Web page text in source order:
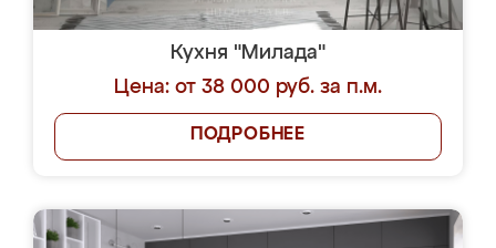
Кухня "Милада"
Цена: от 38 000 руб. за п.м.
ПОДРОБНЕЕ